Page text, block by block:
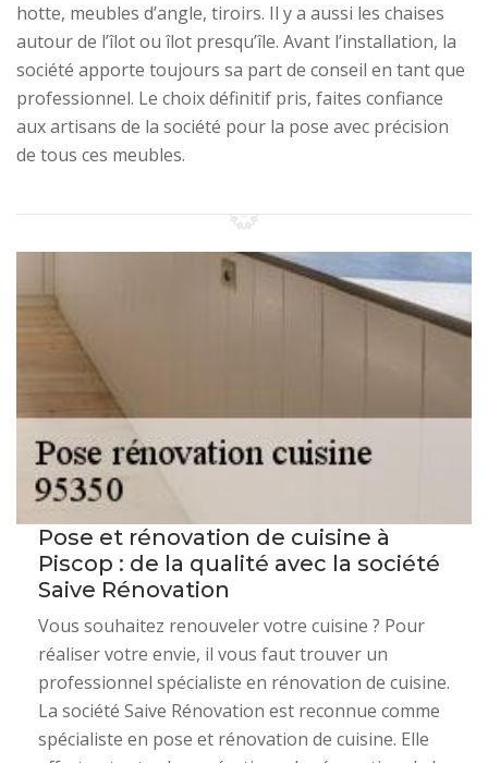
hotte, meubles d’angle, tiroirs. Il y a aussi les chaises
autour de l’îlot ou îlot presqu’île. Avant l’installation, la
société apporte toujours sa part de conseil en tant que
professionnel. Le choix définitif pris, faites confiance
aux artisans de la société pour la pose avec précision
de tous ces meubles.
Pose et rénovation de cuisine à
Piscop : de la qualité avec la société
Saive Rénovation
Vous souhaitez renouveler votre cuisine ? Pour
réaliser votre envie, il vous faut trouver un
professionnel spécialiste en rénovation de cuisine.
La société Saive Rénovation est reconnue comme
spécialiste en pose et rénovation de cuisine. Elle